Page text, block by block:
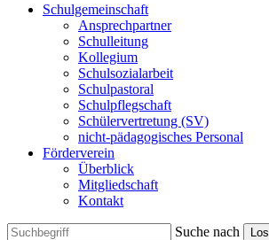
Schulgemeinschaft
Ansprechpartner
Schulleitung
Kollegium
Schulsozialarbeit
Schulpastoral
Schulpflegschaft
Schülervertretung (SV)
nicht-pädagogisches Personal
Förderverein
Überblick
Mitgliedschaft
Kontakt
Suche nach Los